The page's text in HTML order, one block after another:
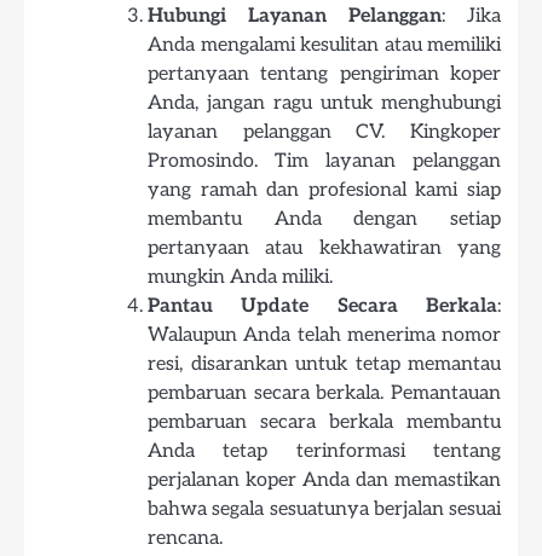
Hubungi Layanan Pelanggan: Jika
Anda mengalami kesulitan atau memiliki
pertanyaan tentang pengiriman koper
Anda, jangan ragu untuk menghubungi
layanan pelanggan CV. Kingkoper
Promosindo. Tim layanan pelanggan
yang ramah dan profesional kami siap
membantu Anda dengan setiap
pertanyaan atau kekhawatiran yang
mungkin Anda miliki.
Pantau Update Secara Berkala:
Walaupun Anda telah menerima nomor
resi, disarankan untuk tetap memantau
pembaruan secara berkala. Pemantauan
pembaruan secara berkala membantu
Anda tetap terinformasi tentang
perjalanan koper Anda dan memastikan
bahwa segala sesuatunya berjalan sesuai
rencana.